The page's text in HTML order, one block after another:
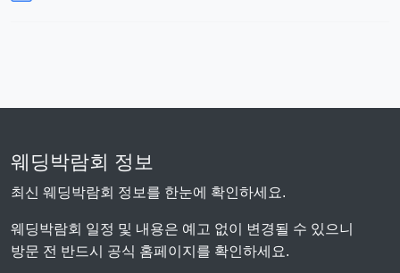
웨딩박람회 정보
최신 웨딩박람회 정보를 한눈에 확인하세요.
웨딩박람회 일정 및 내용은 예고 없이 변경될 수 있으니
방문 전 반드시 공식 홈페이지를 확인하세요.